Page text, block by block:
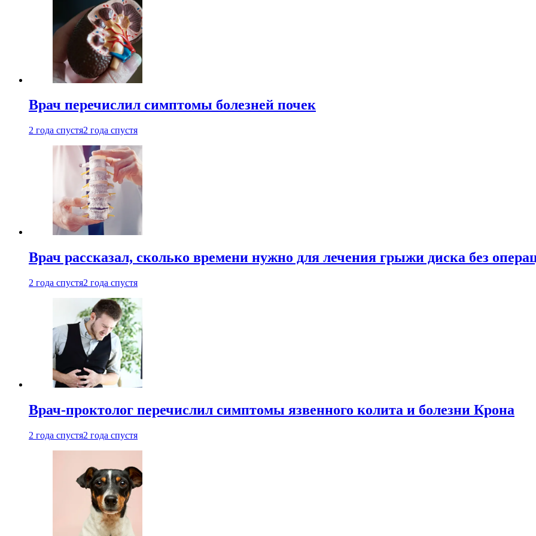
Врач перечислил симптомы болезней почек
2 года спустя2 года спустя
Врач рассказал, сколько времени нужно для лечения грыжи диска без
2 года спустя2 года спустя
Врач-проктолог перечислил симптомы язвенного колита и болезни Крона
2 года спустя2 года спустя